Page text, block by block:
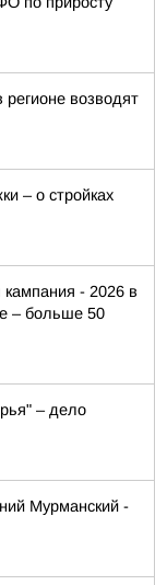
регионе возводят
– о стройках
- 2026 в
– больше 50
– дело
Мурманский -